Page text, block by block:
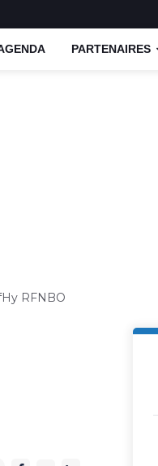
PARTENAIRES
RFNBO